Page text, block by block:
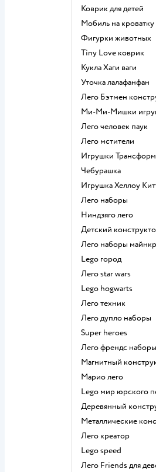
Коврик для детей
Мобиль на
Фигурки животных
Tiny Love коврик
Кукла Хаги ваги
Уточка лалафанфан
Лего Бэтмен
Ми-Ми-Мишки
Лего человек паук
Лего мстители
Игрушки
Чебурашка
Игрушка Хеллоу
Лего наборы
Ниндзяго лего
Детский
Лего наборы
Lego город
Лего star wars
Lego hogwarts
Лего техник
Лего дупло наборы
Super heroes
Лего френдс наборы
Магнитный
Марио лего
Lego мир юрского
Деревянный
Металлические
Лего креатор
Lego speed
Лего Friends для